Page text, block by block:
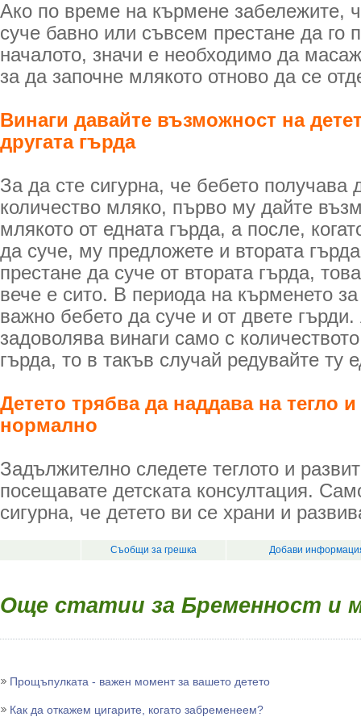
Ако по време на кърмене забележите,
суче бавно или съвсем престане да го
началото, значи е необходимо да
за да започне млякото отново да се
Винаги давайте възможност на
другата гърда
За да сте сигурна, че бебето получава
количество мляко, първо му дайте
млякото от едната гърда, а после,
да суче, му предложете и втората
престане да суче от втората гърда,
вече е сито. В периода на кърменето
важно бебето да суче и от двете
задоволява винаги само с
гърда, то в такъв случай редувайте ту
Детето трябва да наддава на тегло
нормално
Задължително следете теглото и
посещавате детската консултация.
сигурна, че детето ви се храни и
Съобщи за грешка Добави
Още статии за Бременност и
Прощъпулката - важен момент за вашето детето
Как да откажем цигарите, когато забременеем?